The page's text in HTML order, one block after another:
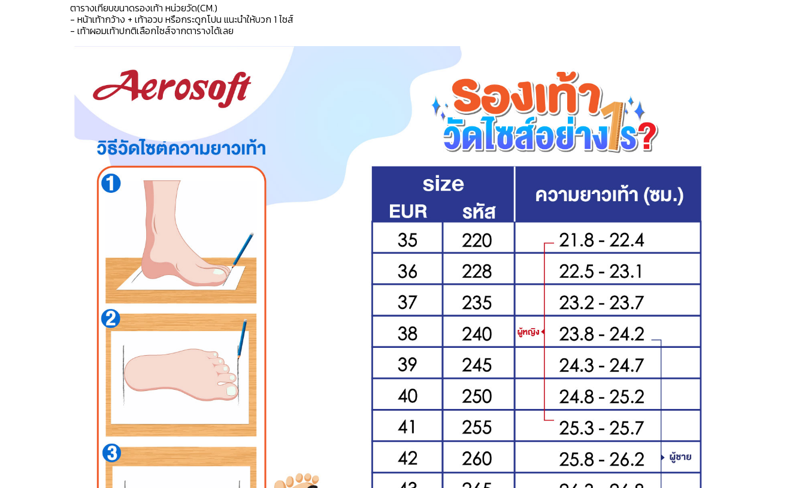
ตารางเทียบขนาดรองเท้า หน่วยวัด(CM.)
- หน้าเท้ากว้าง + เท้าอวบ หรือกระดูกโปน แนะนำให้บวก 1 ไซส์
- เท้าผอมเท้าปกติเลือกไซส์จากตารางได้เลย